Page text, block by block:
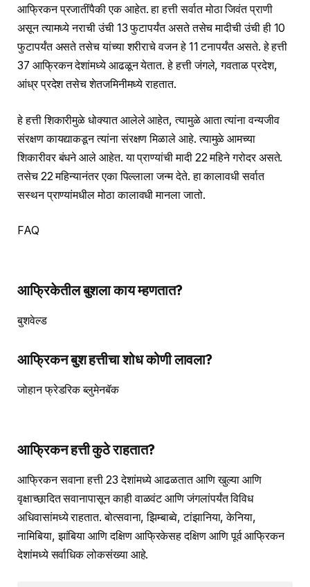
आफ्रिकन प्रजातींपैकी एक आहेत. हा हत्ती सर्वात मोठा जिवंत प्राणी
असून त्यामध्ये नराची उंची 13 फुटापर्यंत असते तसेच मादीची उंची ही 10
फुटापर्यंत असते तसेच यांच्या शरीराचे वजन हे 11 टनापर्यंत असते. हे हत्ती
37 आफ्रिकन देशांमध्ये आढळून येतात. हे हत्ती जंगले, गवताळ प्रदेश,
आंध्र प्रदेश तसेच शेतजमिनीमध्ये राहतात.
हे हत्ती शिकारीमुळे धोक्यात आलेले आहेत, त्यामुळे आता त्यांना वन्यजीव
संरक्षण कायद्याकडून त्यांना संरक्षण मिळाले आहे. त्यामुळे आमच्या
शिकारीवर बंधने आले आहेत. या प्राण्यांची मादी 22 महिने गरोदर असते.
तसेच 22 महिन्यानंतर एका पिल्लाला जन्म देते. हा कालावधी सर्वात
सस्थन प्राण्यांमधील मोठा कालावधी मानला जातो.
FAQ
आफ्रिकेतील बुशला काय म्हणतात?
बुशवेल्ड
आफ्रिकन बुश हत्तीचा शोध कोणी लावला?
जोहान फ्रेडरिक ब्लुमेनबॅक
आफ्रिकन हत्ती कुठे राहतात?
आफ्रिकन सवाना हत्ती 23 देशांमध्ये आढळतात आणि खुल्या आणि
वृक्षाच्छादित सवानापासून काही वाळवंट आणि जंगलांपर्यंत विविध
अधिवासांमध्ये राहतात. बोत्सवाना, झिम्बाब्वे, टांझानिया, केनिया,
नामिबिया, झांबिया आणि दक्षिण आफ्रिकेसह दक्षिण आणि पूर्व आफ्रिकन
देशांमध्ये सर्वाधिक लोकसंख्या आहे.